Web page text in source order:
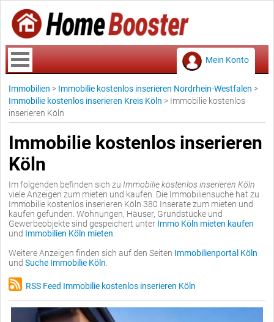
Mein Konto
Immobilien > Immobilie kostenlos inserieren Nordrhein-Westfalen >
Immobilie kostenlos inserieren Kreis Köln > Immobilie kostenlos
inserieren Köln
Immobilie kostenlos inserieren
Köln
Im folgenden befinden sich zu Immobilie kostenlos inserieren Köln
viele Anzeigen zum mieten und kaufen. Die Immobiliensuche hat zu
Immobilie kostenlos inserieren Köln 380 Inserate zum mieten und
kaufen gefunden. Wohnungen, Häuser, Grundstücke und
Gewerbeobjekte sind gespeichert unter Immo Köln mieten kaufen
und Immobilien Köln mieten
Weitere Anzeigen finden sich auf den Seiten Immobilienportal Köln
und Suche Immobilie Köln
RSS Feed Immobilie kostenlos inserieren Köln